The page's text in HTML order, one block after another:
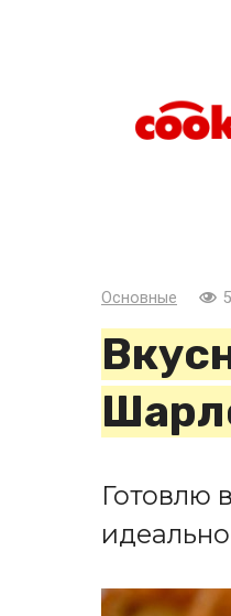
Основные
Готовлю